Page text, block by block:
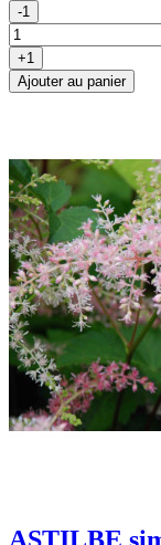
-1
+1
Ajouter au panier
ASTILBE